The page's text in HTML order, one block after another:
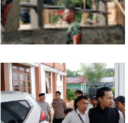
Kodim 0118 Kebut Tahap Akhir
Jembatan Garuda, Pengecoran
Kepala Jembatan Terus
Berjalan